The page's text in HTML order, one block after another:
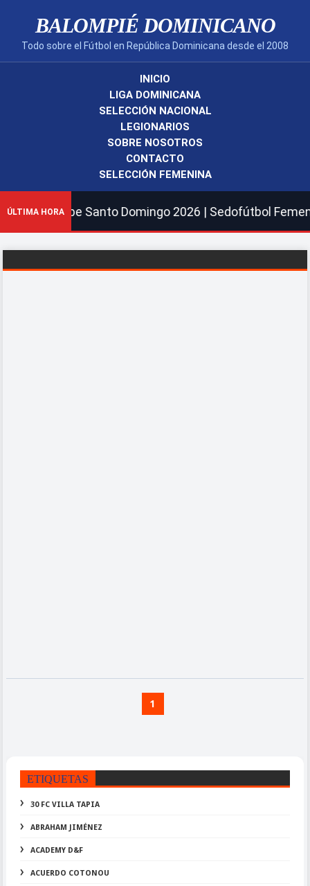
BALOMPIÉ DOMINICANO
Todo sobre el Fútbol en República Dominicana desde el 2008
INICIO
LIGA DOMINICANA
SELECCIÓN NACIONAL
LEGIONARIOS
SOBRE NOSOTROS
CONTACTO
SELECCIÓN FEMENINA
ÚLTIMA HORADomingo 2026 | Sedofútbol Femenina y
1
ETIQUETAS
30 FC VILLA TAPIA
ABRAHAM JIMÉNEZ
ACADEMY D&F
ACUERDO COTONOU